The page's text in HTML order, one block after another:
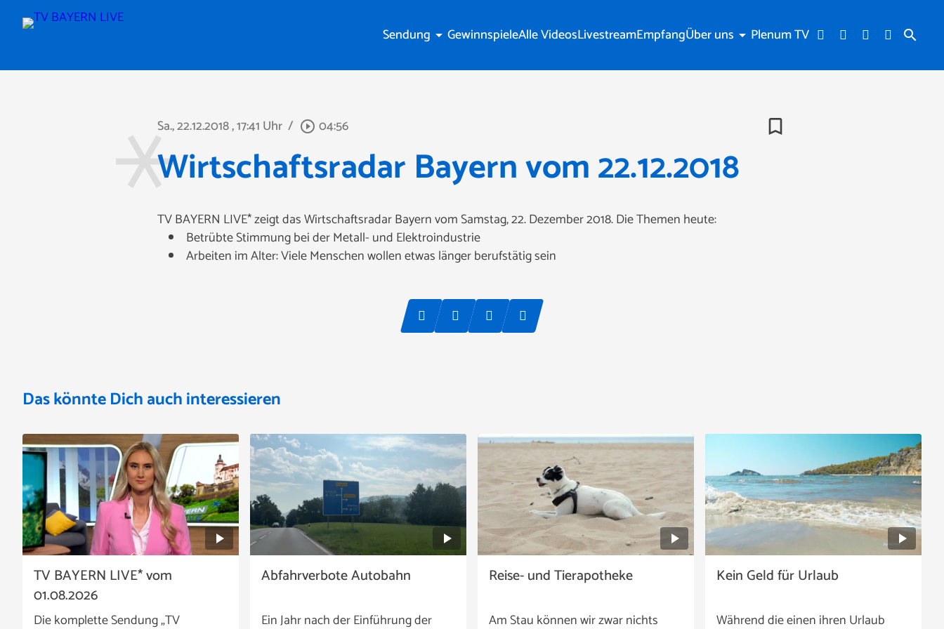
search
Sendung arrow_drop_down GewinnspieleAlle VideosLivestreamEmpfangÜber uns arrow_drop_down Plenum TV
Sa., 22.12.2018, 17:41 Uhr / play_circle_outline 04:56 bookmark_border
Wirtschaftsradar Bayern vom 22.12.2018
TV BAYERN LIVE* zeigt das Wirtschaftsradar Bayern vom Samstag, 22. Dezember 2018. Die Themen heute:
Betrübte Stimmung bei der Metall- und Elektroindustrie
Arbeiten im Alter: Viele Menschen wollen etwas länger berufstätig sein
Das könnte Dich auch interessieren
TV BAYERN LIVE* vom
01.08.2026
Die komplette Sendung „TV
Abfahrverbote Autobahn
Ein Jahr nach der Einführung der
Reise- und Tierapotheke
Am Stau können wir zwar nichts
Kein Geld für Urlaub
Während die einen ihren Urlaub